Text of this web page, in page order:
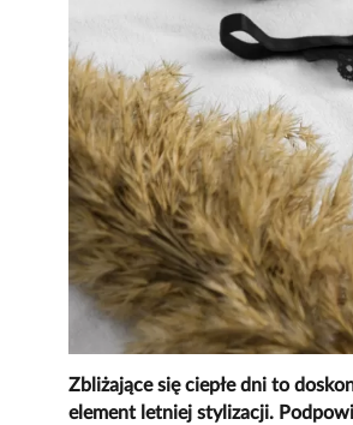
Zbliżające się ciepłe dni to
element letniej stylizacji.